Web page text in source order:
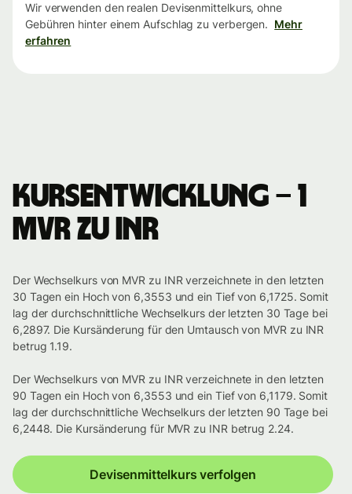
Wir verwenden den realen Devisenmittelkurs, ohne
Gebühren hinter einem Aufschlag zu verbergen. Mehr
erfahren
Kursentwicklung – 1
MVR zu INR
Der Wechselkurs von MVR zu INR verzeichnete in den letzten
30 Tagen ein Hoch von 6,3553 und ein Tief von 6,1725. Somit
lag der durchschnittliche Wechselkurs der letzten 30 Tage bei
6,2897. Die Kursänderung für den Umtausch von MVR zu INR
betrug 1.19.
Der Wechselkurs von MVR zu INR verzeichnete in den letzten
90 Tagen ein Hoch von 6,3553 und ein Tief von 6,1179. Somit
lag der durchschnittliche Wechselkurs der letzten 90 Tage bei
6,2448. Die Kursänderung für MVR zu INR betrug 2.24.
Devisenmittelkurs verfolgen